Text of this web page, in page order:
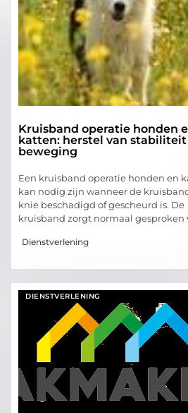
Kruisband operatie honden
katten: herstel van stabiliteit
beweging
Een kruisband operatie honden en
kan nodig zijn wanneer de
knie beschadigd of gescheurd is. De
kruisband zorgt normaal gesproken
Dienstverlening
DIENSTVERLENING